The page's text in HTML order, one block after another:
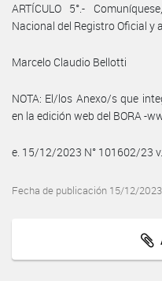
ARTÍCULO 5°.-
Nacional del Registro Oficial y
Marcelo Claudio Bellotti
NOTA: El/los Anexo/s que
en la edición web del BORA -
e. 15/12/2023 N° 101602/23
Fecha de publicación 15/12/2023